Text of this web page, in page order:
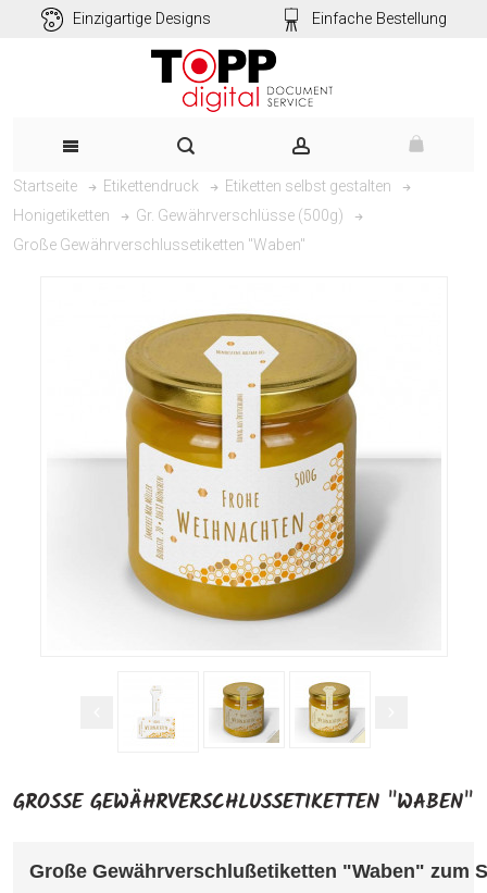
Einzigartige Designs Einfache Bestellung
Startseite Etikettendruck
Etiketten selbst gestalten
Honigetiketten
Gr. Gewährverschlüsse (500g)
Große Gewährverschlussetiketten "Waben"
GROSSE GEWÄHRVERSCHLUSSETIKETTEN "WABEN"
Große Gewährverschlußetiketten "Waben" zum